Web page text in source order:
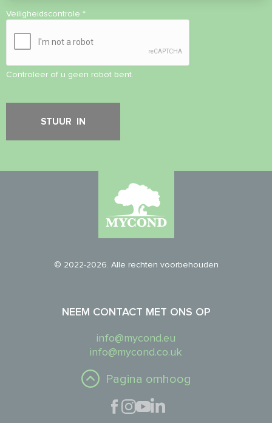
Veiligheidscontrole *
Controleer of u geen robot bent.
© 2022-2026. Alle rechten voorbehouden
NEEM CONTACT MET ONS OP
info@mycond.eu
info@mycond.co.uk
Pagina omhoog